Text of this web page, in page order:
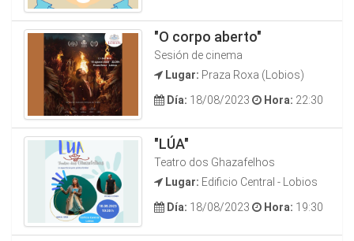
"O corpo aberto"
Sesión de cinema
Lugar: Praza Roxa (Lobios)
Día: 18/08/2023 Hora: 22:30
"LÚA"
Teatro dos Ghazafelhos
Lugar: Edificio Central - Lobios
Día: 18/08/2023 Hora: 19:30